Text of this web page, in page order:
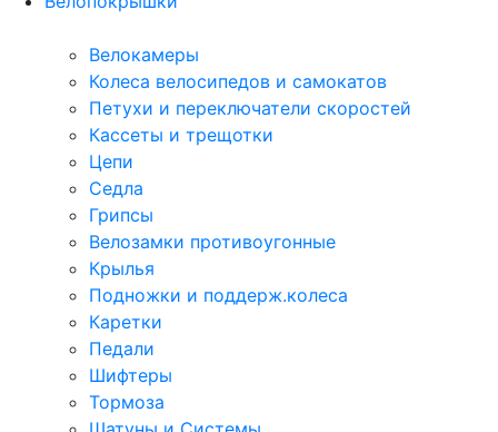
Велокамеры
Колеса велосипедов и самокатов
Петухи и переключатели скоростей
Кассеты и трещотки
Цепи
Седла
Грипсы
Велозамки противоугонные
Крылья
Подножки и поддерж.колеса
Каретки
Педали
Шифтеры
Тормоза